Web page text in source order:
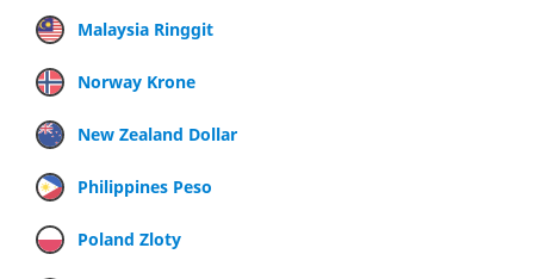
Malaysia Ringgit
Norway Krone
New Zealand Dollar
Philippines Peso
Poland Zloty